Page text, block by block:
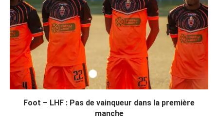
Foot – LHF : Pas de vainqueur dans la première
manche